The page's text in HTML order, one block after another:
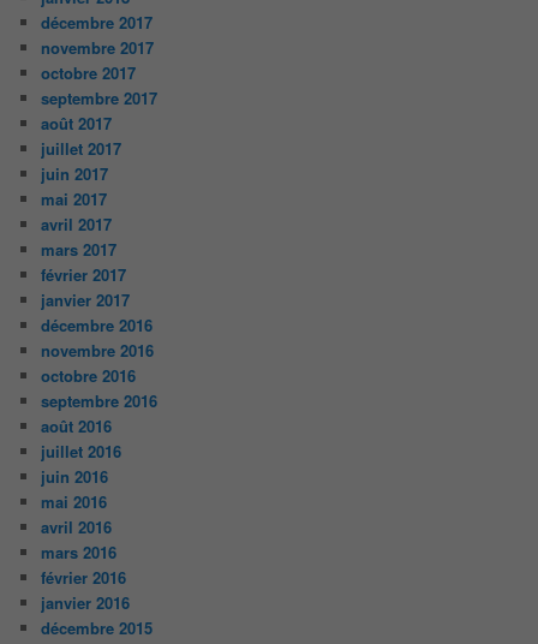
décembre 2017
novembre 2017
octobre 2017
septembre 2017
août 2017
juillet 2017
juin 2017
mai 2017
avril 2017
mars 2017
février 2017
janvier 2017
décembre 2016
novembre 2016
octobre 2016
septembre 2016
août 2016
juillet 2016
juin 2016
mai 2016
avril 2016
mars 2016
février 2016
janvier 2016
décembre 2015